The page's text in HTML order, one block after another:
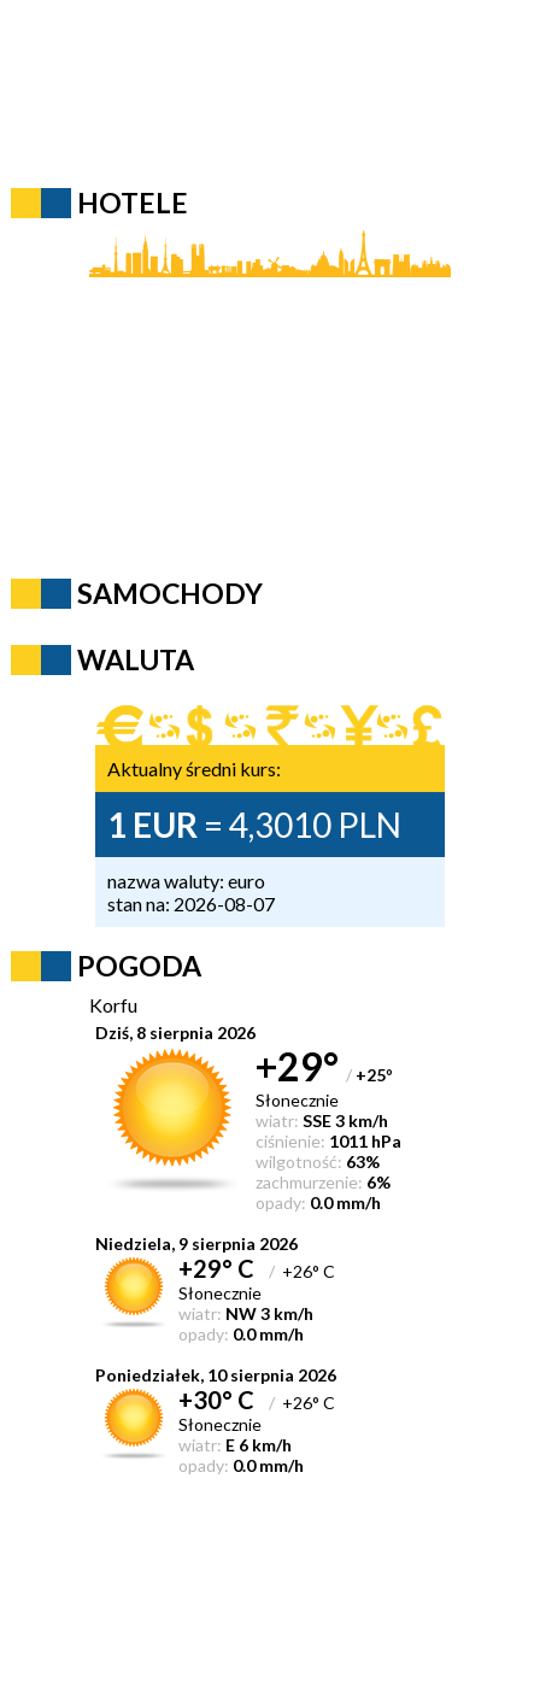
HOTELE
SAMOCHODY
WALUTA
Aktualny średni kurs:
1 EUR = 4,3010 PLN
nazwa waluty: euro
stan na: 2026-08-07
POGODA
Korfu
Dziś, 8 sierpnia 2026
+29° / +25°
Słonecznie
wiatr: SSE 3 km/h
ciśnienie: 1011 hPa
wilgotność: 63%
zachmurzenie: 6%
opady: 0.0 mm/h
Niedziela, 9 sierpnia 2026
+29° C /+26° C
Słonecznie
wiatr: NW 3 km/h
opady: 0.0 mm/h
Poniedziałek, 10 sierpnia 2026
+30° C /+26° C
Słonecznie
wiatr: E 6 km/h
opady: 0.0 mm/h